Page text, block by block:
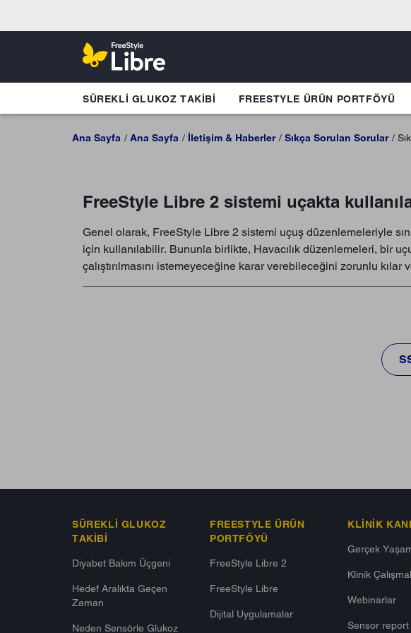
SÜREKLI GLUKOZ TAKIBI FREESTYLE ÜRÜN PORTFÖYÜ
Ana Sayfa Ana Sayfa İletişim & Haberler Sıkça Sorulan Sorular
FreeStyle Libre 2 sistemi uçakta
Genel olarak, FreeStyle Libre 2 sistemi uçuş düzenlemeleriyle
için kullanılabilir. Bununla birlikte, Havacılık düzenlemeleri, bir
çalıştırılmasını istemeyeceğine karar verebileceğini zorunlu
SÜREKLI GLUKOZ
TAKIBI
Diyabet Bakım Üçgeni​
Hedef Aralıkta Geçen
Zaman
Neden Sensörle Glukoz
FREESTYLE ÜRÜN
PORTFÖYÜ
FreeStyle Libre 2
FreeStyle Libre
Dijital Uygulamalar
KLINIK
Gerçek
Klinik
Webinarlar
Sensor report